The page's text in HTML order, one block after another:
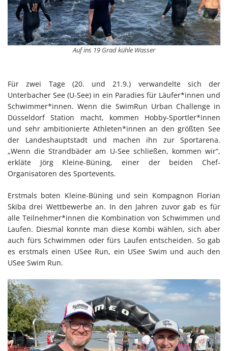
Auf ins 19 Grad kühle Wasser
Für zwei Tage (20. und 21.9.) verwandelte sich der
Unterbacher See (U-See) in ein Paradies für Läufer*innen und
Schwimmer*innen. Wenn die SwimRun Urban Challenge in
Düsseldorf Station macht, kommen Hobby-Sportler*innen
und sehr ambitionierte Athleten*innen an den größten See
der Landeshauptstadt und machen ihn zur Sportarena.
„Wenn die Strandbäder am U-See schließen, kommen wir“,
erkläte Jörg Kleine-Büning, einer der beiden Chef-
Organisatoren des Sportevents.
Erstmals boten Kleine-Büning und sein Kompagnon Florian
Skiba drei Wettbewerbe an. In den Jahren zuvor gab es für
alle Teilnehmer*innen die Kombination von Schwimmen und
Laufen. Diesmal konnte man diese Kombi wählen, sich aber
auch fürs Schwimmen oder fürs Laufen entscheiden. So gab
es erstmals einen USee Run, ein USee Swim und auch den
USee Swim Run.